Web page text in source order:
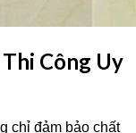
Công Uy
chỉ đảm bảo chất